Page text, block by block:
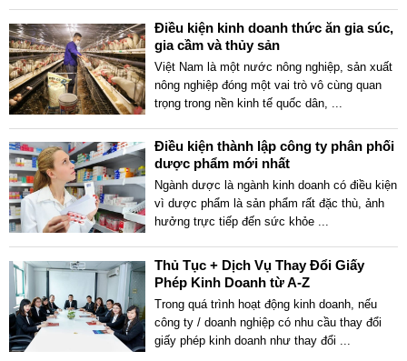
Điều kiện kinh doanh thức ăn gia súc,
gia cầm và thủy sản
Việt Nam là một nước nông nghiệp, sản xuất
nông nghiệp đóng một vai trò vô cùng quan
trọng trong nền kinh tế quốc dân,
Điều kiện thành lập công ty phân phối
dược phẩm mới nhất
Ngành dược là ngành kinh doanh có điều kiện
vì dược phẩm là sản phẩm rất đặc thù, ảnh
hưởng trực tiếp đến sức khỏe ...
Thủ Tục + Dịch Vụ Thay Đổi Giấy
Phép Kinh Doanh từ A-Z
Trong quá trình hoạt động kinh doanh, nếu
công ty / doanh nghiệp có nhu cầu thay đổi
giấy phép kinh doanh như thay đổi